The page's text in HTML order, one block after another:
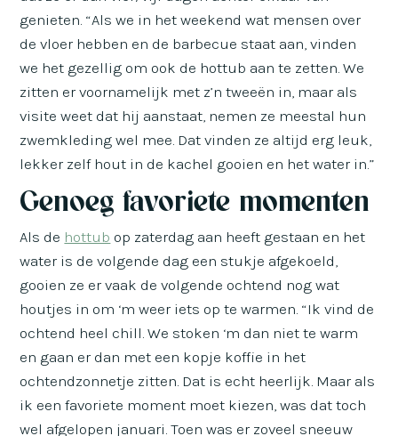
genieten. “Als we in het weekend wat mensen over
de vloer hebben en de barbecue staat aan, vinden
we het gezellig om ook de hottub aan te zetten. We
zitten er voornamelijk met z’n tweeën in, maar als
visite weet dat hij aanstaat, nemen ze meestal hun
zwemkleding wel mee. Dat vinden ze altijd erg leuk,
lekker zelf hout in de kachel gooien en het water in.”
Genoeg favoriete momenten
Als de hottub op zaterdag aan heeft gestaan en het
water is de volgende dag een stukje afgekoeld,
gooien ze er vaak de volgende ochtend nog wat
houtjes in om ‘m weer iets op te warmen. “Ik vind de
ochtend heel chill. We stoken ‘m dan niet te warm
en gaan er dan met een kopje koffie in het
ochtendzonnetje zitten. Dat is echt heerlijk. Maar als
ik een favoriete moment moet kiezen, was dat toch
wel afgelopen januari. Toen was er zoveel sneeuw